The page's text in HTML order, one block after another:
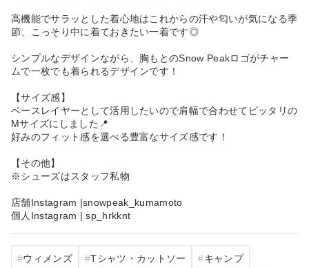
高機能でサラッとした着心地はこれからの汗や匂いが気になる季
節、こっそり中に着ておきたい一着です◎
シンプルなデザインながら、胸もとのSnow Peakロゴがチャー
ムで一枚でも着られるデザインです！
【サイズ感】
ベースレイヤーとして活用したいので肩幅で合わせてピッタリの
Mサイズにしました📍
好みのフィット感を選べる豊富なサイズ感です！
【その他】
※シューズはスタッフ私物
店舗Instagram |snowpeak_kumamoto
個人Instagram | sp_hrkknt
ウィメンズ Tシャツ・カットソー キャンプ